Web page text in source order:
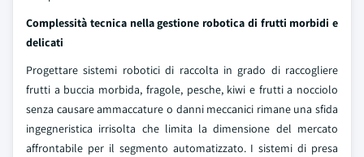
Complessità tecnica nella gestione robotica di frutti morbidi e
delicati
Progettare sistemi robotici di raccolta in grado di raccogliere
frutti a buccia morbida, fragole, pesche, kiwi e frutti a nocciolo
senza causare ammaccature o danni meccanici rimane una sfida
ingegneristica irrisolta che limita la dimensione del mercato
affrontabile per il segmento automatizzato. I sistemi di presa